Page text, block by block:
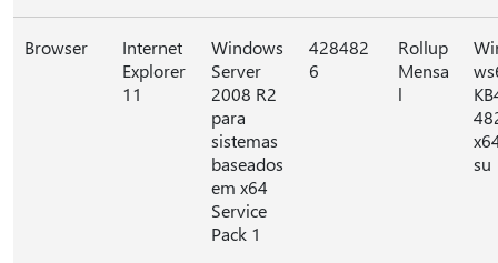
Browser
Internet
Explorer
11
Windows
Server
2008 R2
para
sistemas
baseados
em x64
Service
Pack 1
428482
6
Rollup
Mensa
l
su